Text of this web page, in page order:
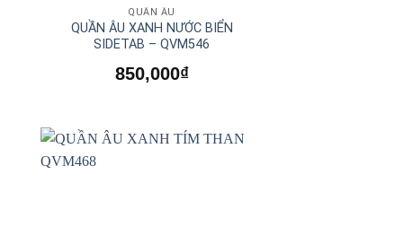
QUẦN ÂU
QUẦN ÂU XANH NƯỚC BIỂN
SIDETAB – QVM546
850,000₫